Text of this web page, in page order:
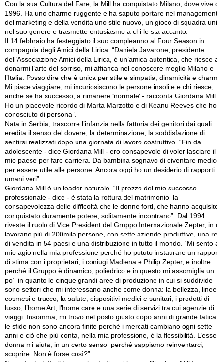
Con la sua Cultura del Fare, la Mill ha conquistato Milano, dove vive
1996. Ha uno charme ruggente e ha saputo portare nel management
del marketing e della vendita uno stile nuovo, un gioco di squadra
nel suo genere e trasmette entusiasmo a chi le sta accanto.
Il 14 febbraio ha festeggiato il suo compleanno al Four Season in
compagnia degli Amici della Lirica. “Daniela Javarone, presidente
dell’Associazione Amici della Lirica, è un’amica autentica, che riesce
donarmi l’arte del sorriso, mi affianca nel conoscere meglio Milano e
l’Italia. Posso dire che è unica per stile e simpatia, dinamicità e
Mi piace viaggiare, mi incuriosiscono le persone insolite e chi riesce,
anche se ha successo, a rimanere ‘normale’ - racconta Giordana Mill.
Ho un piacevole ricordo di Marta Marzotto e di Keanu Reeves che ho
conosciuto di persona”.
Nata in Serbia, trascorre l’infanzia nella fattoria dei genitori dai quali
eredita il senso del dovere, la determinazione, la soddisfazione di
sentirsi realizzati dopo una giornata di lavoro costruttivo. “Fin da
adolescente - dice Giordana Mill - ero consapevole di voler lasciare il
mio paese per fare carriera. Da bambina sognavo di diventare
per essere utile alle persone. Ancora oggi ho un desiderio di rapporti
umani veri”.
Giordana Mill è un leader naturale. “Il prezzo del mio successo
professionale - dice - è stata la rottura del matrimonio, la
consapevolezza delle difficoltà che le donne forti, che hanno
conquistato duramente potere, solitamente incontrano”. Dal 1994
riveste il ruolo di Vice President del Gruppo Internazionale Zepter, in
lavorano più di 200mila persone, con sette aziende produttive, una
di vendita in 54 paesi e una distribuzione in tutto il mondo. “Mi sento
mio agio nella mia professione perché ho potuto instaurare un
di stima con i proprietari, i coniugi Madlena e Philip Zepter, e inoltre
perché il Gruppo è dinamico, poliedrico e in questo mi assomiglia un
po’, in quanto le cinque grandi aree di produzione in cui si suddivide
sono settori che mi interessano anche come donna: la bellezza,
cosmesi e trucco, la salute, dispositivi medici e sanitari, i prodotti di
lusso, l’home Art, l’home care e una serie di servizi tra cui agenzie di
viaggi. Insomma, mi trovo nel posto giusto dopo anni di grande
le sfide non sono ancora finite perché i mercati cambiano ogni sette
anni e ciò che più conta, nella mia professione, è la flessibilità.
donna mi aiuta, in un certo senso, perché sappiamo reinventarci,
scoprire. Non è forse così?”.